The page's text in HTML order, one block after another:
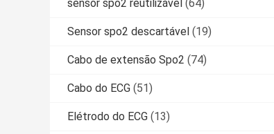
sensor spo2 reutilizável (64)
Sensor spo2 descartável (19)
Cabo de extensão Spo2 (74)
Cabo do ECG (51)
Elétrodo do ECG (13)